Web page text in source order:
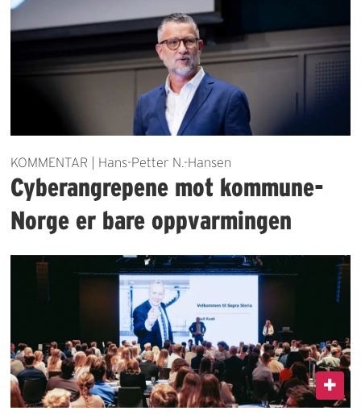
KOMMENTAR | Hans-Petter N.-Hansen
Cyberangrepene mot kommune-
Norge er bare oppvarmingen